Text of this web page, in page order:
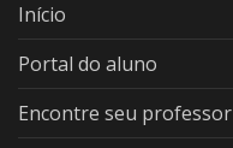
Início
Portal do aluno
Encontre seu professor